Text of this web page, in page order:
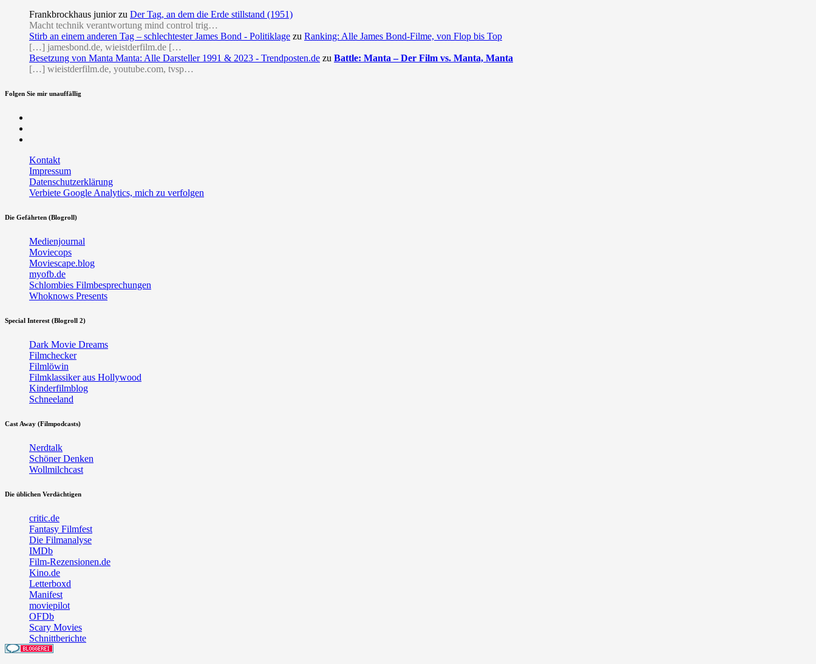
Frankbrockhaus junior zu Der Tag, an dem die Erde stillstand (1951)
Macht technik verantwortung mind control trig…
Stirb an einem anderen Tag – schlechtester James Bond - Politiklage zu Ranking: Alle James Bond-Filme, von Flop bis Top
[…] jamesbond.de, wieistderfilm.de […
Besetzung von Manta Manta: Alle Darsteller 1991 & 2023 - Trendposten.de zu Battle: Manta – Der Film vs. Manta, Manta
[…] wieistderfilm.de, youtube.com, tvsp…
Folgen Sie mir unauffällig
Kontakt
Impressum
Datenschutzerklärung
Verbiete Google Analytics, mich zu verfolgen
Die Gefährten (Blogroll)
Medienjournal
Moviecops
Moviescape.blog
myofb.de
Schlombies Filmbesprechungen
Whoknows Presents
Special Interest (Blogroll 2)
Dark Movie Dreams
Filmchecker
Filmlöwin
Filmklassiker aus Hollywood
Kinderfilmblog
Schneeland
Cast Away (Filmpodcasts)
Nerdtalk
Schöner Denken
Wollmilchcast
Die üblichen Verdächtigen
critic.de
Fantasy Filmfest
Die Filmanalyse
IMDb
Film-Rezensionen.de
Kino.de
Letterboxd
Manifest
moviepilot
OFDb
Scary Movies
Schnittberichte